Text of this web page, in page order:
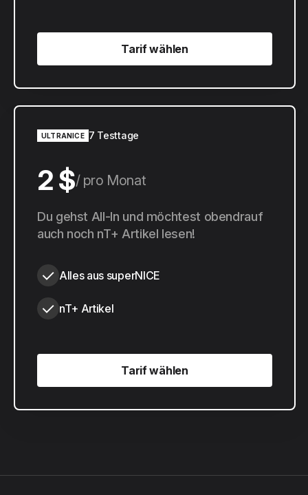
Tarif wählen
Tarif wählen
ULTRANICE 7 Testtage
2 $ pro Monat
20 $ pro Jahr
Du gehst All-In und möchtest obendrauf
auch noch nT+ Artikel lesen!
Alles aus superNICE
nT+ Artikel
Tarif wählen
Tarif wählen